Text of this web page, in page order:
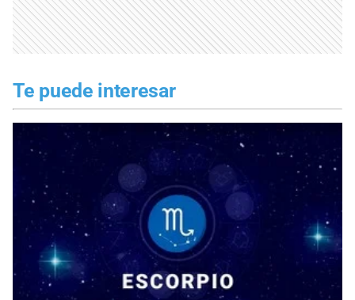
Te puede interesar